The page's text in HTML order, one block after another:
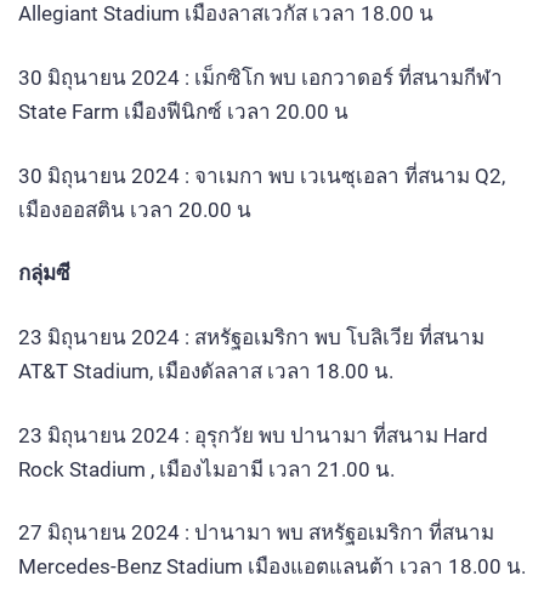
Allegiant Stadium เมืองลาสเวกัส เวลา 18.00 น
30 มิถุนายน 2024 : เม็กซิโก พบ เอกวาดอร์ ที่สนามกีฬา
State Farm เมืองฟีนิกซ์ เวลา 20.00 น
30 มิถุนายน 2024 : จาเมกา พบ เวเนซุเอลา ที่สนาม Q2,
เมืองออสติน เวลา 20.00 น
กลุ่มซี
23 มิถุนายน 2024 : สหรัฐอเมริกา พบ โบลิเวีย ที่สนาม
AT&T Stadium, เมืองดัลลาส เวลา 18.00 น.
23 มิถุนายน 2024 : อุรุกวัย พบ ปานามา ที่สนาม Hard
Rock Stadium , เมืองไมอามี เวลา 21.00 น.
27 มิถุนายน 2024 : ปานามา พบ สหรัฐอเมริกา ที่สนาม
Mercedes-Benz Stadium เมืองแอตแลนต้า เวลา 18.00 น.